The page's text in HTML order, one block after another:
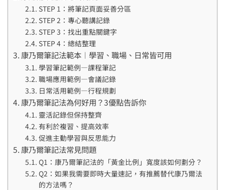
STEP 1：將筆記頁面妥善分區
STEP 2：專心聽講記錄
STEP 3：找出重點關鍵字
STEP 4：總結整理
康乃爾筆記法範本︱學習、職場、日常皆可用
學習筆記範例—課程筆記
職場應用範例—會議記錄
日常活用範例—行程規劃
康乃爾筆記法為何好用？3優點告訴你
靈活記錄但保持整齊
有利於複習、提高效率
促進主動學習與反思能力
康乃爾筆記法常見問題
Q1：康乃爾筆記法的「黃金比例」寬度該如何劃分？
Q2：如果我需要即時大量速記，有推薦替代康乃爾法
的方法嗎？